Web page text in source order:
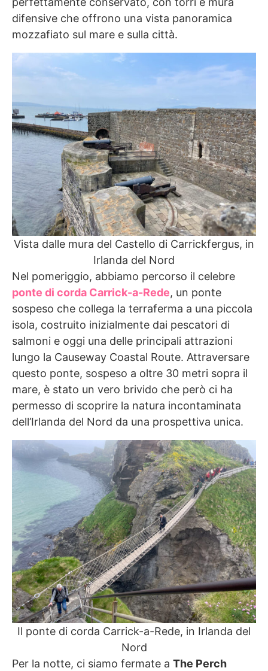
difensive che offrono una vista panoramica
mozzafiato sul mare e sulla città.
Vista dalle mura del Castello di Carrickfergus, in
Irlanda del Nord
Nel pomeriggio, abbiamo percorso il celebre
ponte di corda Carrick-a-Rede, un ponte
sospeso che collega la terraferma a una piccola
isola, costruito inizialmente dai pescatori di
salmoni e oggi una delle principali attrazioni
lungo la Causeway Coastal Route. Attraversare
questo ponte, sospeso a oltre 30 metri sopra il
mare, è stato un vero brivido che però ci ha
permesso di scoprire la natura incontaminata
dell’Irlanda del Nord da una prospettiva unica.
Il ponte di corda Carrick-a-Rede, in Irlanda del
Nord
Per la notte, ci siamo fermate a The Perch